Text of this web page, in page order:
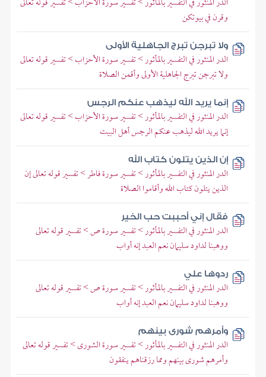
وقرن في بيوتكن
ولا تبرجن تبرج الجاهلية الأولى
الدر المنثور في التفسير بالمأثور > تفسير سورة الأحزاب > تفسير قوله تعالى
ولا تبرجن تبرج الجاهلية الأولى وأقمن الصلاة
إنما يريد الله ليذهب عنكم الرجس
الدر المنثور في التفسير بالمأثور > تفسير سورة الأحزاب > تفسير قوله تعالى
إنما يريد الله ليذهب عنكم الرجس أهل البيت
إن الذين يتلون كتاب الله
الدر المنثور في التفسير بالمأثور > تفسير سورة فاطر > تفسير قوله تعالى إن
الذين يتلون كتاب الله وأقاموا الصلاة
فقال إني أحببت حب الخير
الدر المنثور في التفسير بالمأثور > تفسير سورة ص > تفسير قوله تعالى
ووهبنا لداود سليمان نعم العبد إنه أواب
ردوها علي
الدر المنثور في التفسير بالمأثور > تفسير سورة ص > تفسير قوله تعالى
ووهبنا لداود سليمان نعم العبد إنه أواب
وأمرهم شورى بينهم
الدر المنثور في التفسير بالمأثور > تفسير سورة الشورى > تفسير قوله تعالى
وأمرهم شورى بينهم ومما رزقناهم ينفقون